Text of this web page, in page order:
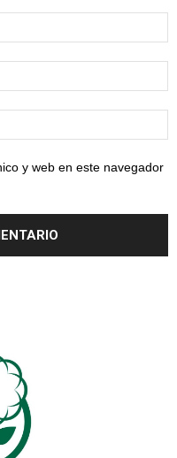
y web en este navegador